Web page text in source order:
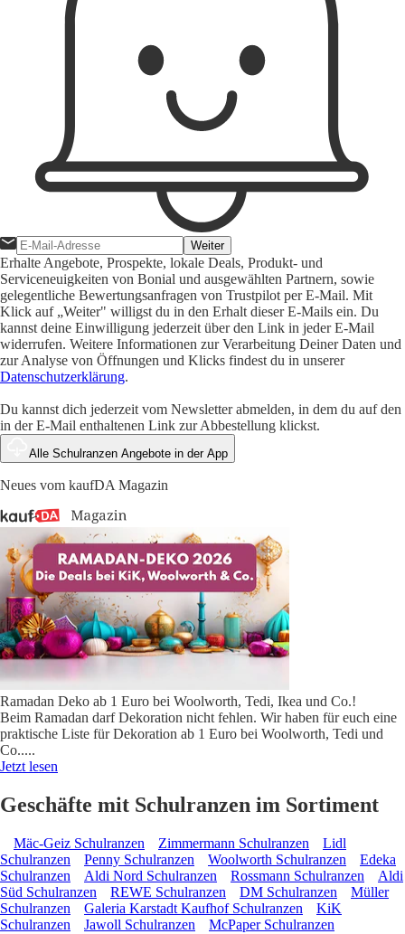
Weiter
Erhalte Angebote, Prospekte, lokale Deals, Produkt- und
Serviceneuigkeiten von Bonial und ausgewählten Partnern, sowie
gelegentliche Bewertungsanfragen von Trustpilot per E-Mail. Mit
Klick auf „Weiter" willigst du in den Erhalt dieser E-Mails ein. Du
kannst deine Einwilligung jederzeit über den Link in jeder E-Mail
widerrufen. Weitere Informationen zur Verarbeitung Deiner Daten und
zur Analyse von Öffnungen und Klicks findest du in unserer
Datenschutzerklärung.
Du kannst dich jederzeit vom Newsletter abmelden, in dem du auf den
in der E-Mail enthaltenen Link zur Abbestellung klickst.
Alle Schulranzen Angebote in der App
Neues vom kaufDA Magazin
Ramadan Deko ab 1 Euro bei Woolworth, Tedi, Ikea und Co.!
Beim Ramadan darf Dekoration nicht fehlen. Wir haben für euch eine
praktische Liste für Dekoration ab 1 Euro bei Woolworth, Tedi und
Co.....
Jetzt lesen
Geschäfte mit Schulranzen im Sortiment
Mäc-Geiz Schulranzen Zimmermann Schulranzen
Lidl
Schulranzen
Penny Schulranzen Woolworth Schulranzen
Edeka
Schulranzen
Aldi Nord Schulranzen Rossmann Schulranzen
Aldi
Süd Schulranzen
REWE Schulranzen DM Schulranzen
Müller
Schulranzen
Galeria Karstadt Kaufhof Schulranzen
KiK
Schulranzen
Jawoll Schulranzen McPaper Schulranzen